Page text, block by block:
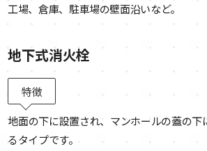
工場、倉庫、駐車場の壁面沿いなど。
地下式消火栓
特徴
地面の下に設置され、マンホールの蓋の下
るタイプです。